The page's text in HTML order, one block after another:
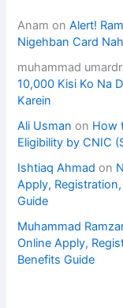
Anam onAlert!
Nigehban Card
muhammad
10,000 Kisi Ko Na
Karein
Ali Usman on How
Eligibility by CNIC
Ishtiaq Ahmad on
Apply,
Guide
Muhammad
Online Apply,
Benefits Guide